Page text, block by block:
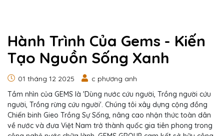
Hành Trình Của Gems - Kiến
Tạo Nguồn Sống Xanh
01 tháng 12 2025
c phương anh
Tầm nhìn của GEMS là 'Dùng nước cứu người, Trồng người cứu
người, Trồng rừng cứu người'. Chúng tôi xây dựng cộng đồng
Chiến binh Gieo Trồng Sự Sống, nâng cao nhận thức toàn dân
về nước và đưa Việt Nam trở thành quốc gia tiên phong trong